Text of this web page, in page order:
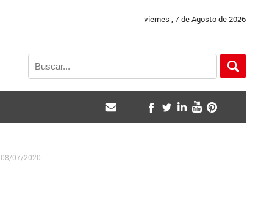
viernes , 7 de Agosto de 2026
08/07/2020